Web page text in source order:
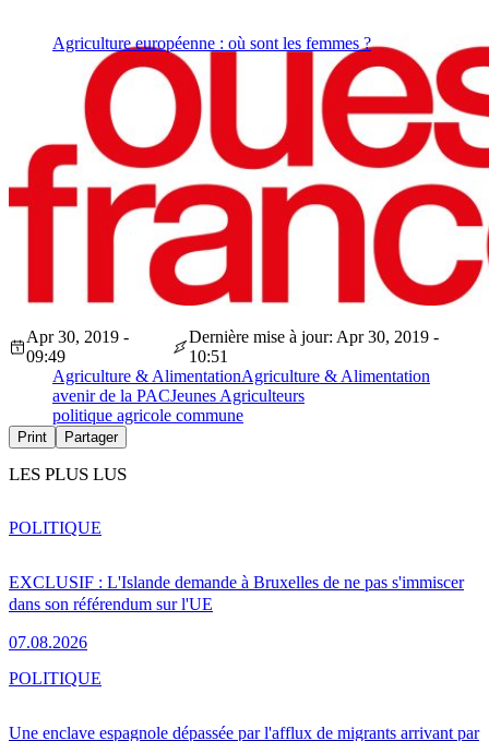
Agriculture européenne : où sont les femmes ?
Apr 30, 2019 -
09:49
Dernière mise à jour: Apr 30, 2019 -
10:51
Agriculture & AlimentationAgriculture & Alimentation
avenir de la PACJeunes Agriculteurs
politique agricole commune
Print Partager
LES PLUS LUS
EXCLUSIF : L'Islande demande à Bruxelles de ne pas s'immiscer
dans son référendum sur l'UE
07.08.2026
POLITIQUE
Une enclave espagnole dépassée par l'afflux de migrants arrivant par
POLITIQUE